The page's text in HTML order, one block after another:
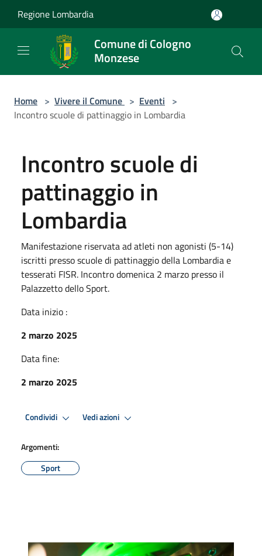
Regione Lombardia
Comune di Cologno
Monzese
Home > Vivere il Comune > Eventi >
Incontro scuole di pattinaggio in Lombardia
Incontro scuole di
pattinaggio in
Lombardia
Manifestazione riservata ad atleti non agonisti (5-14)
iscritti presso scuole di pattinaggio della Lombardia e
tesserati FISR. Incontro domenica 2 marzo presso il
Palazzetto dello Sport.
Data inizio :
2 marzo 2025
Data fine:
2 marzo 2025
Condividi Vedi azioni
Argomenti:
Sport